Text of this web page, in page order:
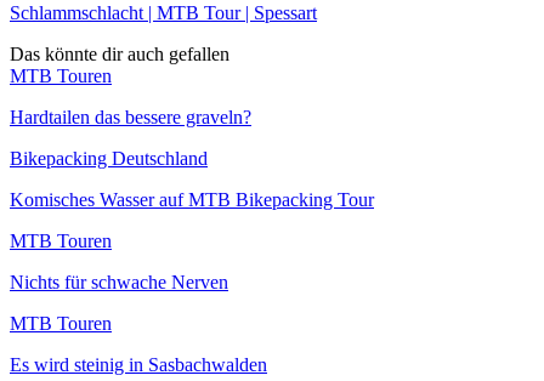
Schlammschlacht | MTB Tour | Spessart
Das könnte dir auch gefallen
MTB Touren
Hardtailen das bessere graveln?
Bikepacking Deutschland
Komisches Wasser auf MTB Bikepacking Tour
MTB Touren
Nichts für schwache Nerven
MTB Touren
Es wird steinig in Sasbachwalden